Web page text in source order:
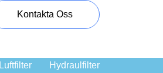
Kontakta Oss
Luftfilter Hydraulfilter